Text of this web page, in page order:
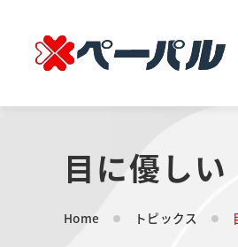
目に優しい
Home トピックス